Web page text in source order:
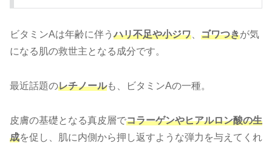
ビタミンAは年齢に伴うハリ不足や小ジワ ゴワつきが気
になる肌の救世主となる成分です。
最近話題のレチノールも、ビタミンAの一種。
皮膚の基礎となる真皮層でコラーゲンやヒアルロン酸の生
成を促し、肌に内側から押し返すような弾力を与えてくれ